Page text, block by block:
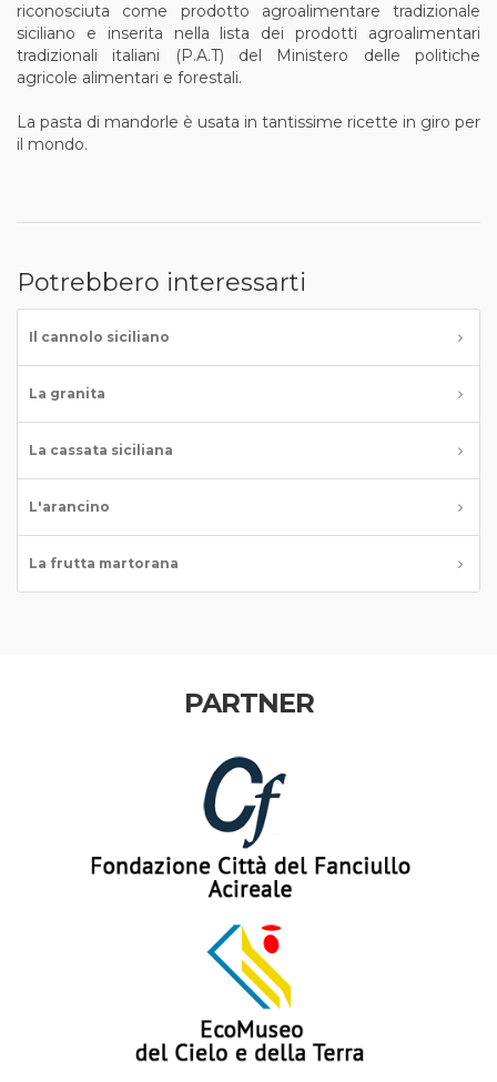
riconosciuta come prodotto agroalimentare tradizionale
siciliano e inserita nella lista dei prodotti agroalimentari
tradizionali italiani (P.A.T) del Ministero delle politiche
agricole alimentari e forestali.
La pasta di mandorle è usata in tantissime ricette in giro per
il mondo.
Potrebbero interessarti
Il cannolo siciliano
La granita
La cassata siciliana
L'arancino
La frutta martorana
PARTNER